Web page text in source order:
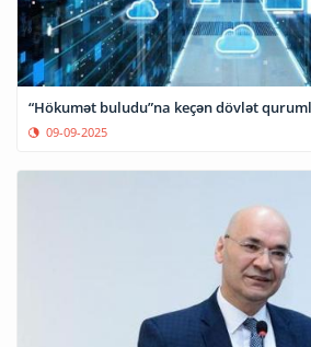
“Hökumət buludu”na keçən dövlət
09-09-2025